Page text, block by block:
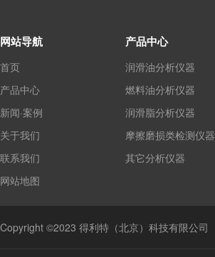
网站导航
首页
产品中心
新闻·案例
关于我们
联系我们
网站地图
产品中心
润滑油分析仪器
燃料油分析仪器
润滑脂分析仪器
摩擦磨损类检测仪器
其它分析仪器
Copyright ©2023 得利特（北京）科技有限公司